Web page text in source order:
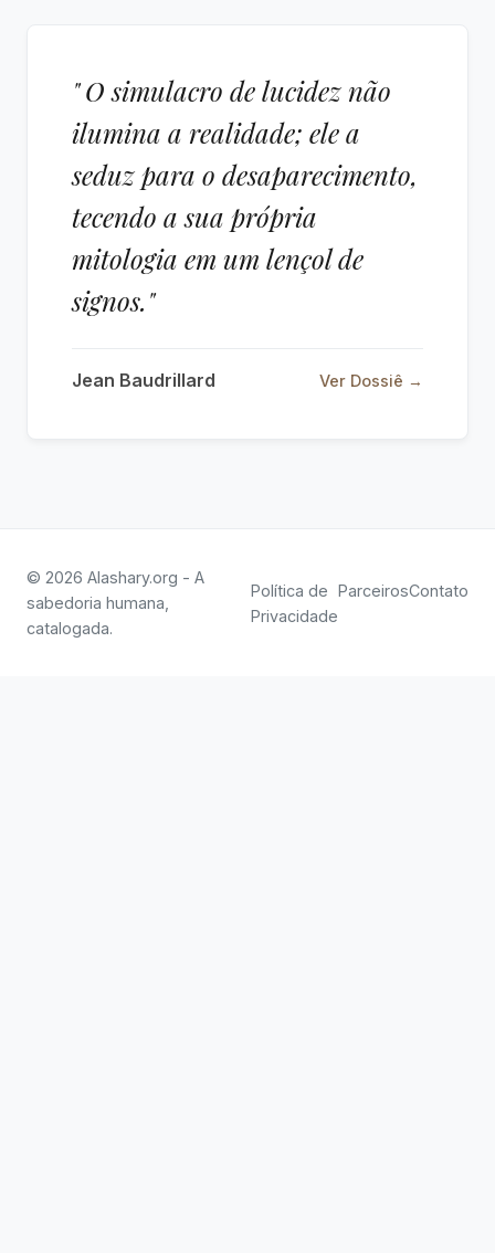
" O simulacro de lucidez não
ilumina a realidade; ele a
seduz para o desaparecimento,
tecendo a sua própria
mitologia em um lençol de
signos."
Jean Baudrillard Ver Dossiê →
© 2026 Alashary.org - A
sabedoria humana,
catalogada.
Política de
Privacidade
ParceirosContato